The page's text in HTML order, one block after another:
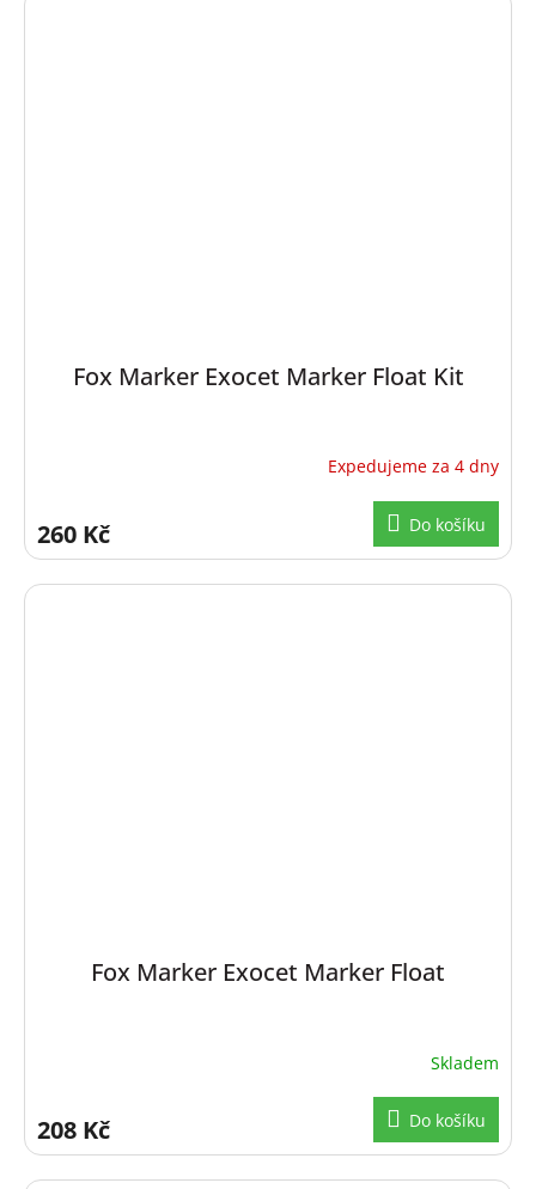
Fox Marker Exocet Marker Float Kit
Expedujeme za 4 dny
260 Kč Do košíku
Fox Marker Exocet Marker Float
Skladem
208 Kč Do košíku